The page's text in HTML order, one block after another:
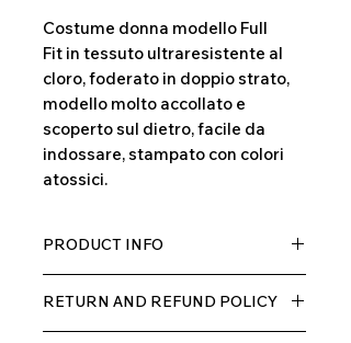
Costume donna modello Full
Fit in tessuto ultraresistente al
cloro, foderato in doppio strato,
modello molto accollato e
scoperto sul dietro, facile da
indossare, stampato con colori
atossici.
PRODUCT INFO
di elastane, molto comodo per chi lo
indossa grazia alla sua elastcità, in
RETURN AND REFUND POLICY